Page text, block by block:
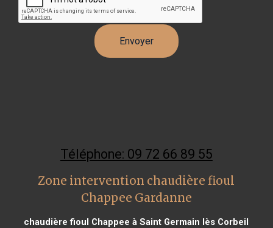
Téléphone: 09 72 66 89 55
Zone intervention chaudière fioul
Chappee Gardanne
chaudière fioul Chappee à Saint Germain lès Corbeil